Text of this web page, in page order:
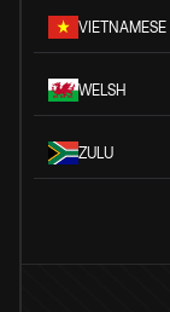
VIETNAMESE
WELSH
ZULU